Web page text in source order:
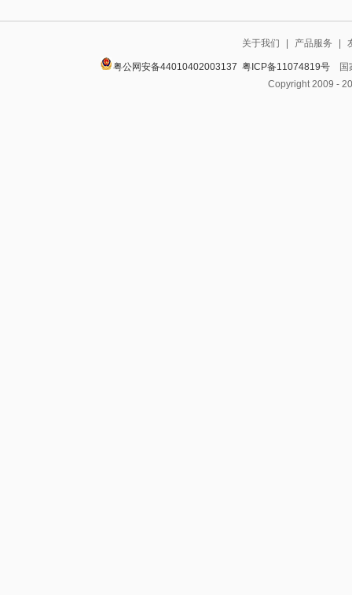
关于我们 产品服务
粤公网安备44010402003137 粤ICP备11074819号 国
Copyright 2009 -